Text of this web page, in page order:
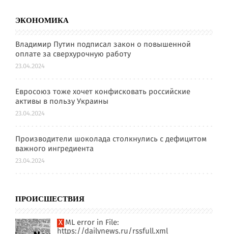
ЭКОНОМИКА
Владимир Путин подписал закон о повышенной
оплате за сверхурочную работу
23.04.2024
Евросоюз тоже хочет конфисковать российские
активы в пользу Украины
23.04.2024
Производители шоколада столкнулись с дефицитом
важного ингредиента
23.04.2024
ПРОИСШЕСТВИЯ
XML error in File: